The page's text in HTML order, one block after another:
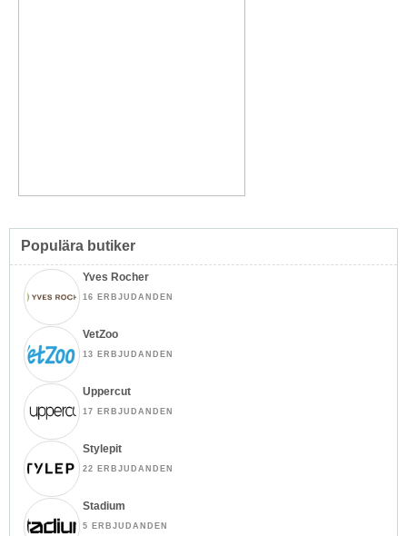
Populära butiker
Yves Rocher
16 ERBJUDANDEN
VetZoo
13 ERBJUDANDEN
Uppercut
17 ERBJUDANDEN
Stylepit
22 ERBJUDANDEN
Stadium
5 ERBJUDANDEN